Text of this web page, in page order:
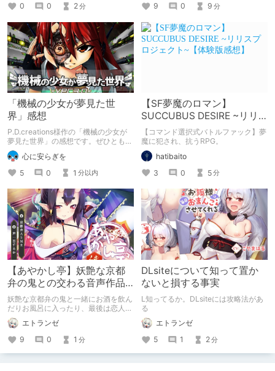
0 0 2分 9 0 9 分
「機械の少女が夢見た世
界」感想
P.D.creations様作の「機械の少女が
夢見た世界」の感想です。ぜひとも、
気になりましたらご購入を！
P.D.creations様の公式サイト
→http://www.pdcreations.co.jp
心に安らぎを
5
0 1 分以内
【SF夢魔のロマン】
SUCCUBUS DESIRE ~リリ
スプロジェクト~【体験版感
想】
【コマンド選択式バトルファック】夢
魔に犯され、抗うRPG。
hatibaito
3
0 5分
【あやかし亭】妖艶な京都
弁の鬼との交わる音声作品
が最高すぎる！
妖艶な京都弁の鬼と一緒にお酒を飲ん
だりお風呂に入ったり、最後は恋人遊
戯をしたり…あやかし好きにはたまら
ない一作品を紹介
エトランゼ
9
0 1 分
DLsiteについて知って置か
ないと損する事実
L知ってるか。DLsiteには攻略法があ
る
エトランゼ
5
1 2分